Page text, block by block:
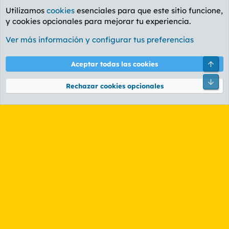
Foro General
Cookies
PL OLDSTYLE AMARILLO
Términos y reglas Política de privacidad Ayuda
Community platform by XenForo® © 2010-2026 XenForo Ltd.
Utilizamos cookies esenciales para que este sitio funcione,
y cookies opcionales para mejorar tu experiencia.
Ver más información y configurar tus preferencias
Aceptar todas las cookies
Rechazar cookies opcionales
Pie